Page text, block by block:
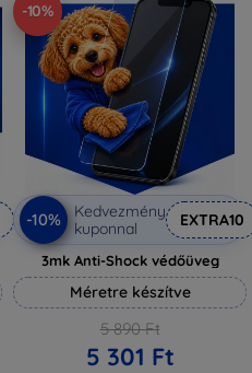
-10%
-10%
Kedvezmény
kuponnal
EXTRA10
3mk Anti-Shock védőüveg
Méretre készítve
5 890 Ft
5 301 Ft